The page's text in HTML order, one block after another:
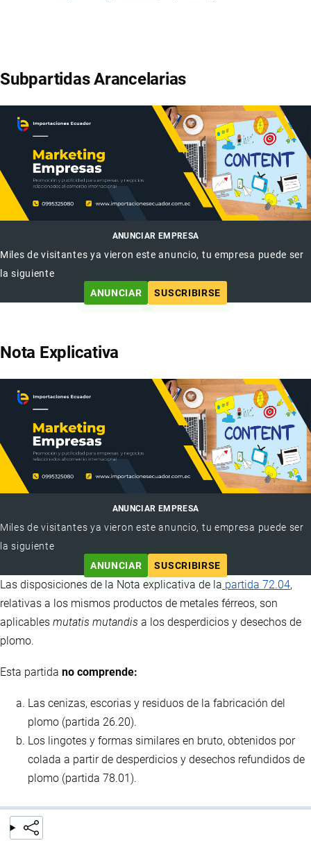
Subpartidas Arancelarias
ANUNCIAR EMPRESA
Miles de visitantes ya vieron este anuncio, tu empresa puede ser
la siguiente
ANUNCIAR
SUSCRIBIRSE
Nota Explicativa
ANUNCIAR EMPRESA
Miles de visitantes ya vieron este anuncio, tu empresa puede ser
la siguiente
ANUNCIAR
SUSCRIBIRSE
Las disposiciones de la Nota explicativa de la partida 72.04,
relativas a los mismos productos de metales férreos, son
aplicables mutatis mutandis a los desperdicios y desechos de
plomo.
Esta partida no comprende:
Las cenizas, escorias y residuos de la fabricación del
plomo (partida 26.20).
Los lingotes y formas similares en bruto, obtenidos por
colada a partir de desperdicios y desechos refundidos de
plomo (partida 78.01).